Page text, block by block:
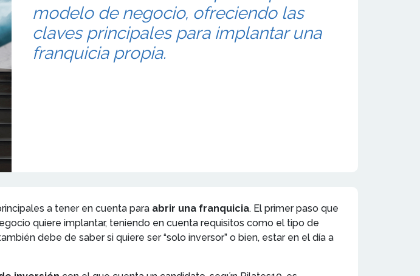
modelo de negocio, ofreciendo las
claves principales para implantar una
franquicia propia.
a tener en cuenta para abrir una franquicia. El primer paso que
quiere implantar, teniendo en cuenta requisitos como el tipo de
debe de saber si quiere ser “solo inversor” o bien, estar en el día a